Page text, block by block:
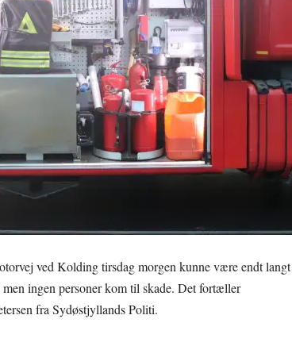
ved Kolding tirsdag morgen kunne være endt langt
ingen personer kom til skade. Det fortæller
fra Sydøstjyllands Politi.